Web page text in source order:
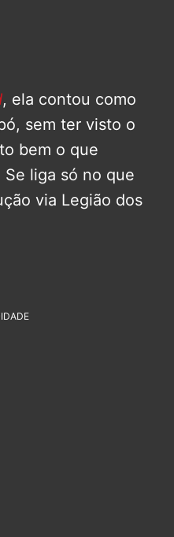
, ela contou como
sem ter visto o
bem o que
liga só no que
via Legião dos